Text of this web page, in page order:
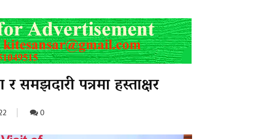
समझदारी पत्रमा हस्ताक्षर
0